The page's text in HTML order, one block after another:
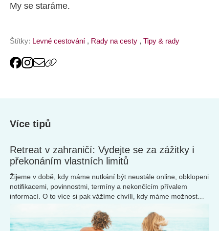
My se staráme.
Štítky: Levné cestování , Rady na cesty , Tipy & rady
Více tipů
Retreat v zahraničí: Vydejte se za zážitky i
překonáním vlastních limitů
Žijeme v době, kdy máme nutkání být neustále online, obklopeni
notifikacemi, povinnostmi, termíny a nekončícím přívalem
informací. O to více si pak vážíme chvílí, kdy máme možnost
pobytech, které v posledních letech zažívají velký boom.